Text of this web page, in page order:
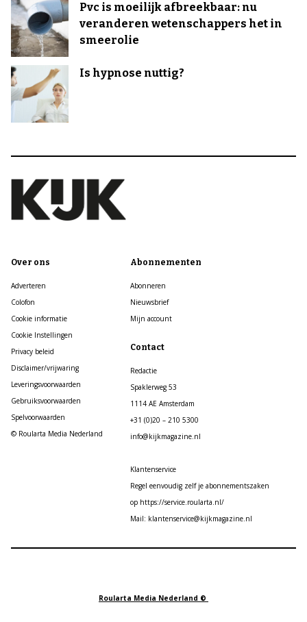
Pvc is moeilijk afbreekbaar: nu
veranderen wetenschappers het in
smeerolie
Is hypnose nuttig?
Over ons
Adverteren
Colofon
Cookie informatie
Cookie Instellingen
Privacy beleid
Disclaimer/vrijwaring
Leveringsvoorwaarden
Gebruiksvoorwaarden
Spelvoorwaarden
© Roularta Media Nederland
Abonnementen
Abonneren
Nieuwsbrief
Mijn account
Contact
Redactie
Spaklerweg 53
1114 AE Amsterdam
+31 (0)20 – 210 5300
info@kijkmagazine.nl
Klantenservice
Regel eenvoudig zelf je abonnementszaken
op https://service.roularta.nl/
Mail: klantenservice@kijkmagazine.nl
Roularta Media Nederland ©